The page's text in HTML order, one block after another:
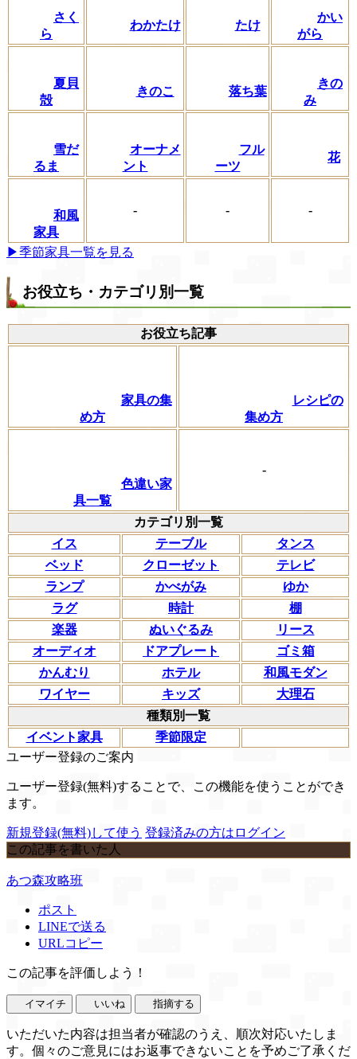
さく
ら
わかたけ たけ
かい
がら
夏貝
殻
きのこ 落ち葉
きの
み
雪だ
るま
オーナメ
ント
フル
ーツ
花
和風
家具
- - -
▶季節家具一覧を見る
お役立ち・カテゴリ別一覧
お役立ち記事
家具の集
め方
レシピの
集め方
色違い家
具一覧
-
カテゴリ別一覧
イス
テーブル
タンス
ベッド
クローゼット
テレビ
ランプ
かべがみ
ゆか
ラグ
時計
棚
楽器
ぬいぐるみ
リース
オーディオ
ドアプレート
ゴミ箱
かんむり
ホテル
和風モダン
ワイヤー
キッズ
大理石
種類別一覧
イベント家具
季節限定
ユーザー登録のご案内
ユーザー登録(無料)することで、この機能を使うことができ
ます。
新規登録(無料)して使う 登録済みの方はログイン
この記事を書いた人
あつ森攻略班
ポスト
LINEで送る
URLコピー
この記事を評価しよう！
イマイチ いいね 指摘する
いただいた内容は担当者が確認のうえ、順次対応いたしま
す。個々のご意見にはお返事できないことを予めご了承くだ